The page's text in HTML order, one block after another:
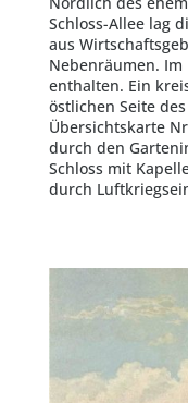
Schloss-Allee lag
aus
Nebenräumen.
enthalten. Ein
östlichen Seite
Übersichtskarte
durch den
Schloss mit
durch